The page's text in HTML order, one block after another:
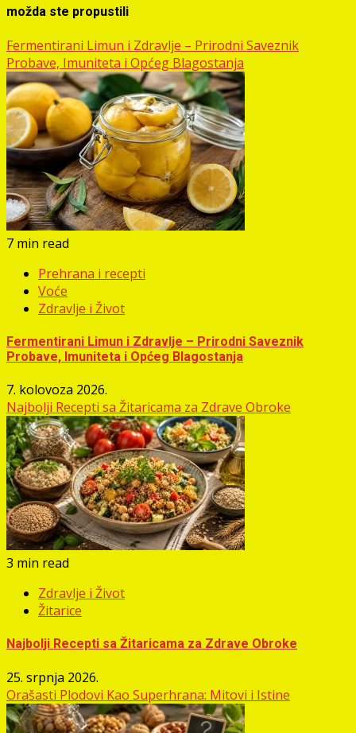
možda ste propustili
Fermentirani Limun i Zdravlje – Prirodni Saveznik
Probave, Imuniteta i Općeg Blagostanja
7 min read
Prehrana i recepti
Voće
Zdravlje i Život
Fermentirani Limun i Zdravlje – Prirodni Saveznik
Probave, Imuniteta i Općeg Blagostanja
7. kolovoza 2026.
Najbolji Recepti sa Žitaricama za Zdrave Obroke
3 min read
Zdravlje i Život
Žitarice
Najbolji Recepti sa Žitaricama za Zdrave Obroke
25. srpnja 2026.
Orašasti Plodovi Kao Superhrana: Mitovi i Istine